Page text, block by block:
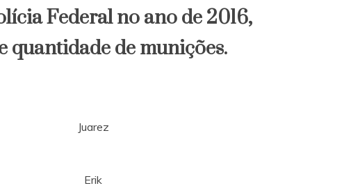
Federal no ano de 2016,
de munições.
Juarez
Erik